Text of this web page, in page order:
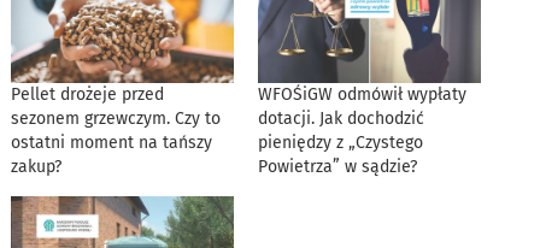
Pellet drożeje przed
sezonem grzewczym. Czy to
ostatni moment na tańszy
zakup?
WFOŚiGW odmówił wypłaty
dotacji. Jak dochodzić
pieniędzy z „Czystego
Powietrza” w sądzie?